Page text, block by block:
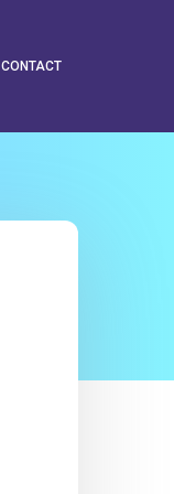
CONTACT